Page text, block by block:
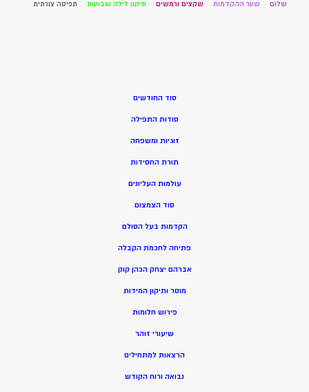
שלום שער ההקדמות שקצים ורמשים תיקון לילה שבועות תפיסה צורתית
סוד החודשים
סודות התפילה
זוגיות ומשפחה
תורת החסידות
עולמות העליונים
סוד הצמצום
הקדמות בעל הסולם
פתיחה לחכמת הקבלה
אברהם יצחק הכהן קוק
מוסר ותיקון המידות
פירוש חלומות
שיעורי זוהר
הרצאות למתחילים
נבואה ורוח הקודש